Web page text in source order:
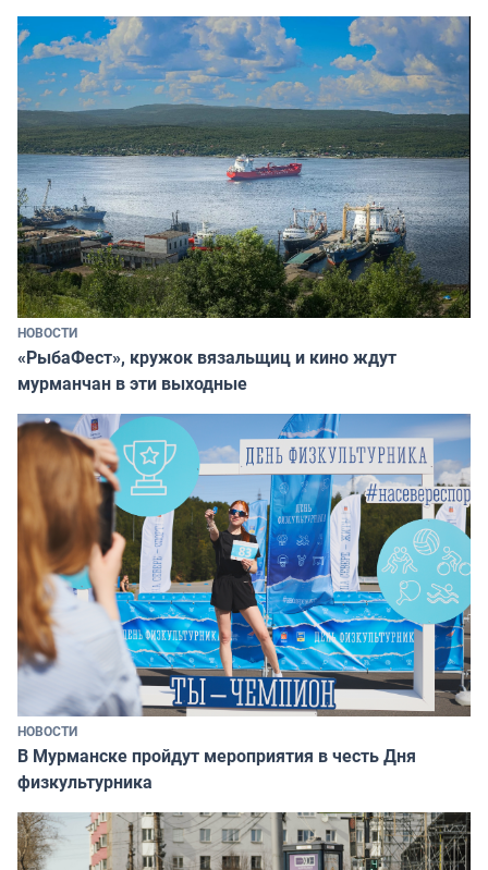
НОВОСТИ
«РыбаФест», кружок вязальщиц и кино ждут
мурманчан в эти выходные
НОВОСТИ
В Мурманске пройдут мероприятия в честь Дня
физкультурника